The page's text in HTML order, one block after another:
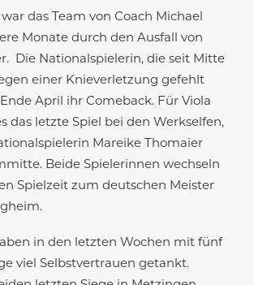
das Team von Coach Michael
Monate durch den Ausfall von
Die Nationalspielerin, die seit Mitte
einer Knieverletzung gefehlt
April ihr Comeback. Für Viola
das letzte Spiel bei den Werkselfen,
Mareike Thomaier
Beide Spielerinnen wechseln
Spielzeit zum deutschen Meister
in den letzten Wochen mit fünf
viel Selbstvertrauen getankt.